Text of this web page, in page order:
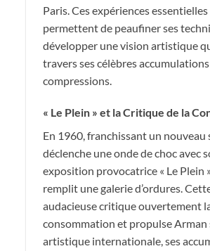
Paris. Ces expériences
permettent de peaufiner ses
développer une vision artistique
travers ses célèbres
compressions.
« Le Plein » et la Critique de la
En 1960, franchissant un nouveau
déclenche une onde de choc avec
exposition provocatrice « Le Plein
remplit une galerie d’ordures.
audacieuse critique ouvertement
consommation et propulse Arman
artistique internationale, ses